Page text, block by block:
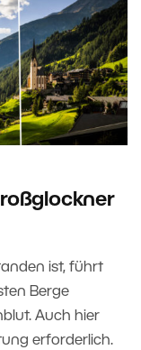
ist, führt
Berge
Auch hier
erforderlich.